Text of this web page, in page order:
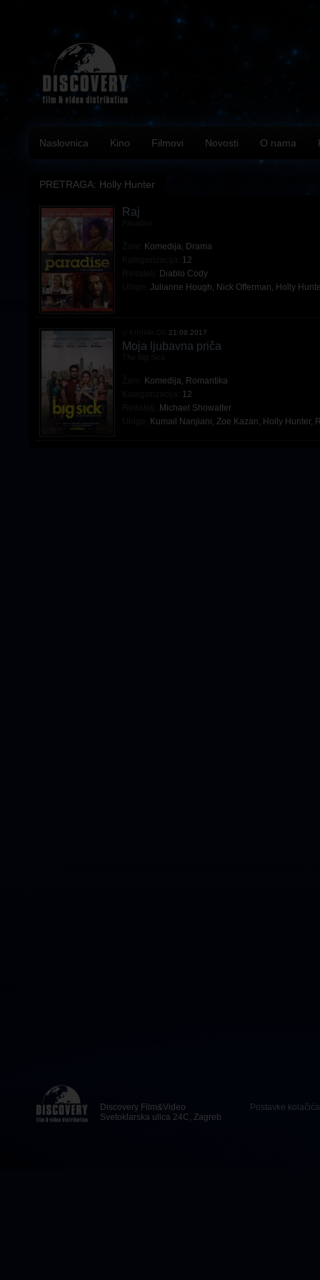
Naslovnica Kino Filmovi Novosti O nama
PRETRAGA: Holly Hunter
Raj
Komedija, Drama
12
Diablo Cody
Julianne Hough, Nick Offerman, Holly
21.09.2017
Moja ljubavna priča
Komedija, Romantika
12
Michael Showalter
Kumail Nanjiani, Zoe Kazan, Holly Hunter,
Discovery Film&Video
Svetoklarska ulica 24C, Zagreb
Postavke kolačića